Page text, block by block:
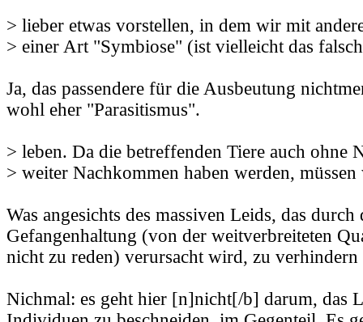
> lieber etwas vorstellen, in dem wir mit
> einer Art "Symbiose" (ist vielleicht das
Ja, das passendere für die Ausbeutung
wohl eher "Parasitismus".
> leben. Da die betreffenden Tiere auch ohne
> weiter Nachkommen haben werden,
Was angesichts des massiven Leids, das durch
Gefangenhaltung (von der weitverbreiteten
nicht zu reden) verursacht wird, zu verhindern
Nichmal: es geht hier [n]nicht[/b] darum, das